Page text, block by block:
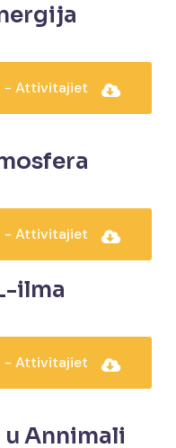
- Attivitajiet
- Attivitajiet
ilma
- Attivitajiet
Annimali